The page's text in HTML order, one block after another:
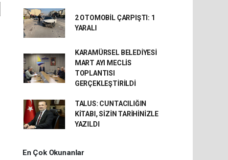
2 OTOMOBİL ÇARPIŞTI: 1
YARALI
KARAMÜRSEL BELEDİYESİ
MART AYI MECLİS
TOPLANTISI
GERÇEKLEŞTİRİLDİ
TALUS: CUNTACILIĞIN
KİTABI, SİZİN TARİHİNİZLE
YAZILDI
En Çok Okunanlar